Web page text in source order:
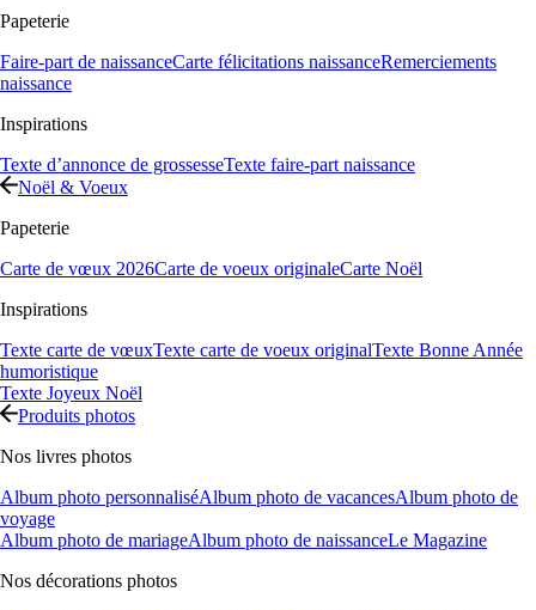
Papeterie
Faire-part de naissanceCarte félicitations naissanceRemerciements
naissance
Inspirations
Texte d’annonce de grossesseTexte faire-part naissance
Noël & Voeux
Papeterie
Carte de vœux 2026Carte de voeux originaleCarte Noël
Inspirations
Texte carte de vœuxTexte carte de voeux originalTexte Bonne Année
humoristique
Texte Joyeux Noël
Produits photos
Nos livres photos
Album photo personnaliséAlbum photo de vacancesAlbum photo de
voyage
Album photo de mariageAlbum photo de naissanceLe Magazine
Nos décorations photos